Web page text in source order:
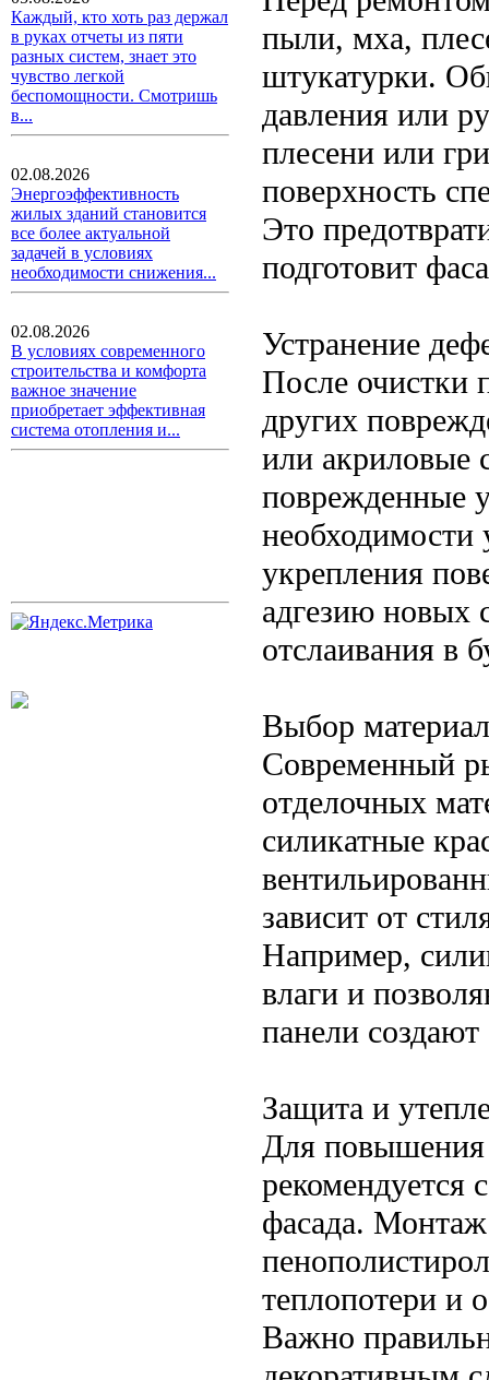
Каждый, кто хоть раз держал
в руках отчеты из пяти
разных систем, знает это
чувство легкой
беспомощности. Смотришь
в...
02.08.2026
Энергоэффективность
жилых зданий становится
все более актуальной
задачей в условиях
необходимости снижения...
02.08.2026
В условиях современного
строительства и комфорта
важное значение
приобретает эффективная
система отопления и...
пыли, мха,
штукатурки.
давления или
плесени или
поверхность
Это
подготовит
Устранение
После очистки
других
или акриловые
поврежденные
необходимости
укрепления
адгезию новых
отслаивания в
Выбор
Современный
отделочных
силикатные
зависит от
Например,
влаги и
панели
Защита и
Для повышения
рекомендуется
фасада.
теплопотери и
Важно